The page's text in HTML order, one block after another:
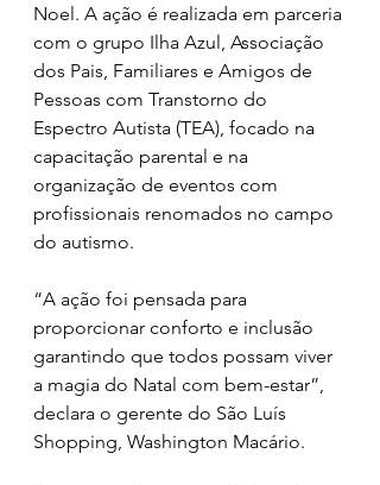
Noel. A ação é realizada em parceria
com o grupo Ilha Azul, Associação
dos Pais, Familiares e Amigos de
Pessoas com Transtorno do
Espectro Autista (TEA), focado na
capacitação parental e na
organização de eventos com
profissionais renomados no campo
do autismo.
“A ação foi pensada para
proporcionar conforto e inclusão
garantindo que todos possam viver
a magia do Natal com bem-estar”,
declara o gerente do São Luís
Shopping, Washington Macário.